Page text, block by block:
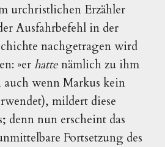
urchristlichen Erzähler
Ausfahrbefehl in der
nachgetragen wird
»erhattenämlich zu ihm
auch wenn Markus kein
mildert diese
denn nun erscheint das
Fortsetzung des